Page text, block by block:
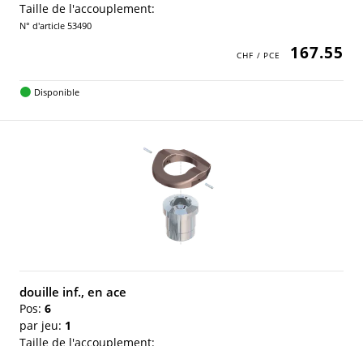
Taille de l'accouplement:
N° d'article 53490
167.55
Disponible
douille inf., en ace
Pos: 6
par jeu: 1
Taille de l'accouplement: